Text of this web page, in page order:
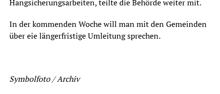
Hangsicherungsarbeiten, teilte die Behörde weiter mit.
In der kommenden Woche will man mit den Gemeinden
über eie längerfristige Umleitung sprechen.
Symbolfoto / Archiv